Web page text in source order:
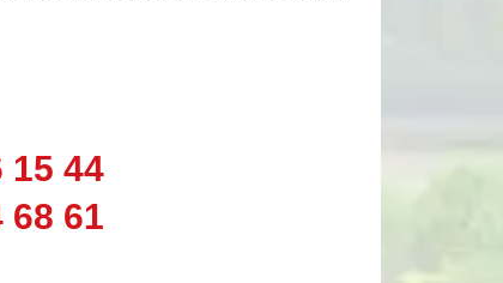
15 44
68 61